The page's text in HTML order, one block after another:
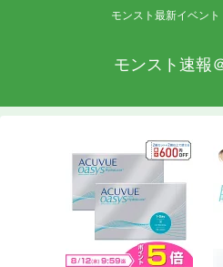
モンスト最新イベン
モンスト速報